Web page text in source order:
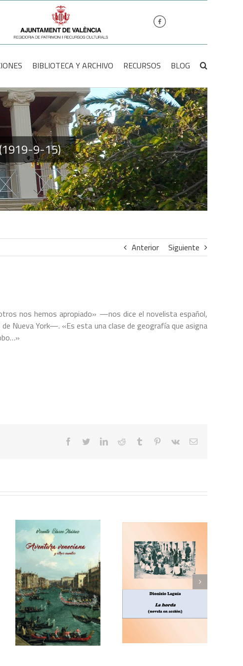
BIBLIOTECA Y ARCHIVO RECURSOS BLOG
9-15)
Anterior Siguiente
nos hemos apropiado» —nos dice el novelista español,
de Nueva York—. «Es esta una clase de geografía que asigna
facebooktwitterlinkedinreddit tumblr pinterest
vk
Correo
Dionisio Laguía, La
horda (novela en
acción)
Enrique Blanco Rojas,
Arroz y tartana
(comedia en tres